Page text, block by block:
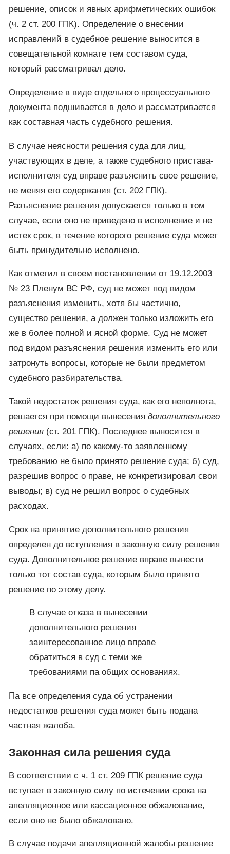
решение, описок и явных арифметических ошибок
(ч. 2 ст. 200 ГПК). Определение о внесении
исправлений в судебное решение выносится в
совещательной комнате тем составом суда,
который рассматривал дело.
Определение в виде отдельного процессуального
документа подшивается в дело и рассматривается
как составная часть судебного решения.
В случае неясности решения суда для лиц,
участвующих в деле, а также судебного пристава-
исполнителя суд вправе разъяснить свое решение,
не меняя его содержания (ст. 202 ГПК).
Разъяснение решения допускается только в том
случае, если оно не приведено в исполнение и не
истек срок, в течение которого решение суда может
быть принудительно исполнено.
Как отметил в своем постановлении от 19.12.2003
№ 23 Пленум ВС РФ, суд не может под видом
разъяснения изменить, хотя бы частично,
существо решения, а должен только изложить его
же в более полной и ясной форме. Суд не может
под видом разъяснения решения изменить его или
затронуть вопросы, которые не были предметом
судебного разбирательства.
Такой недостаток решения суда, как его неполнота,
решается при помощи вынесения дополнительного
решения(ст. 201 ГПК). Последнее выносится в
случаях, если: а) по какому-то заявленному
требованию не было принято решение суда; б) суд,
разрешив вопрос о праве, не конкретизировал свои
выводы; в) суд не решил вопрос о судебных
расходах.
Срок на принятие дополнительного решения
определен до вступления в законную силу решения
суда. Дополнительное решение вправе вынести
только тот состав суда, которым было принято
решение по этому делу.
В случае отказа в вынесении
дополнительного решения
заинтересованное лицо вправе
обратиться в суд с теми же
требованиями па общих основаниях.
Па все определения суда об устранении
недостатков решения суда может быть подана
частная жалоба.
Законная сила решения суда
В соответствии с ч. 1 ст. 209 ГПК решение суда
вступает в законную силу по истечении срока на
апелляционное или кассационное обжалование,
если оно не было обжаловано.
В случае подачи апелляционной жалобы решение